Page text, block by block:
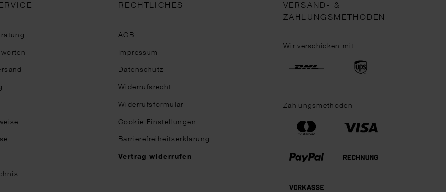
RECHTLICHES
AGB
Impressum
Datenschutz
Widerrufsrecht
Widerrufsformular
Cookie Einstellungen
Barrierefreiheitserklärung
Vertrag widerrufen
VERSAND- &
ZAHLUNGSMETHODEN
Wir verschicken mit
Zahlungsmethoden